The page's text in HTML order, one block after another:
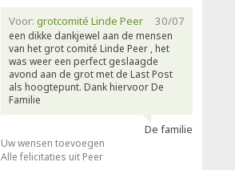
30/07
Voor: grotcomité Linde Peer
een dikke dankjewel aan de mensen
van het grot comité Linde Peer , het
was weer een perfect geslaagde
avond aan de grot met de Last Post
als hoogtepunt. Dank hiervoor De
Familie
De familie
Uw wensen toevoegen
Alle felicitaties uit Peer